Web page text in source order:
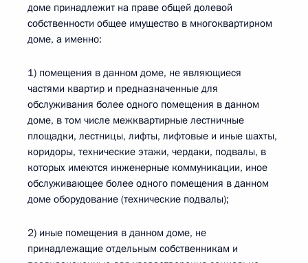
доме принадлежит на праве общей долевой
собственности общее имущество в многоквартирном
доме, а именно:
1) помещения в данном доме, не являющиеся
частями квартир и предназначенные для
обслуживания более одного помещения в данном
доме, в том числе межквартирные лестничные
площадки, лестницы, лифты, лифтовые и иные шахты,
коридоры, технические этажи, чердаки, подвалы, в
которых имеются инженерные коммуникации, иное
обслуживающее более одного помещения в данном
доме оборудование (технические подвалы);
2) иные помещения в данном доме, не
принадлежащие отдельным собственникам и